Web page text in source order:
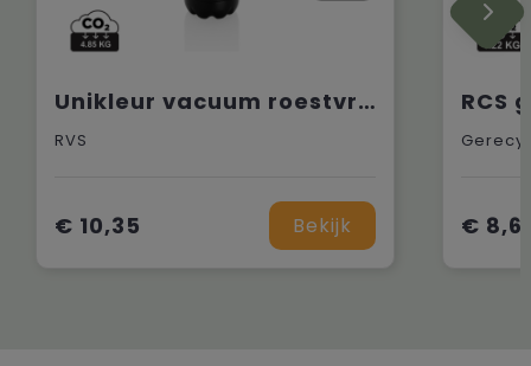
Unikleur vacuum roestvrijstalen fles 750ml
RVS
€ 10,35 Bekijk €